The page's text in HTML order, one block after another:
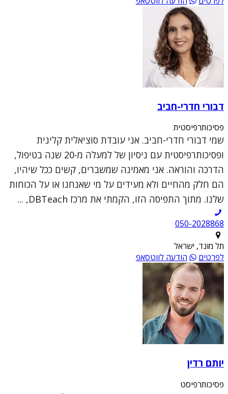
דבורי חדרי-חביב
פסיכותרפיסטית
שמי דבורי חדרי-חביב. אני עובדת סוציאלית קלינית
ופסיכותרפיסטית עם ניסיון של למעלה מ-20 שנה בטיפול,
הדרכה והוראה. אני מאמינה שמשברים, קשים ככל שיהיו,
הם חלק מהחיים ולא מעידים על מי שאנחנו או על הכוחות
שלנו. מתוך התפיסה הזו, הקמתי את מרכז DBTeach, ...
050-2028868
תל מונד, ישראל
לפרטים
הודעה לווטסאפ
יותם רדין
פסיכותרפיסט